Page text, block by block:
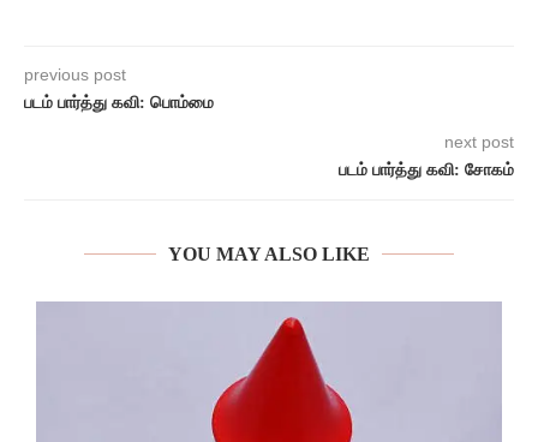
previous post
படம் பார்த்து கவி: பொம்மை
next post
படம் பார்த்து கவி: சோகம்
YOU MAY ALSO LIKE